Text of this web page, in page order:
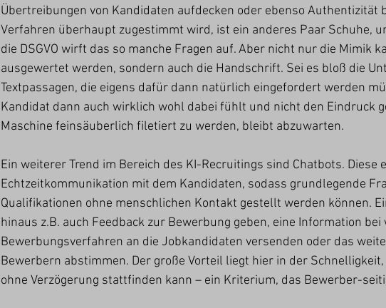
Übertreibungen von Kandidaten aufdecken oder ebenso Authentizität
Verfahren überhaupt zugestimmt wird, ist ein anderes Paar Schuhe,
die DSGVO wirft das so manche Fragen auf. Aber nicht nur die Mimik
ausgewertet werden, sondern auch die Handschrift. Sei es bloß die
Textpassagen, die eigens dafür dann natürlich eingefordert werden
Kandidat dann auch wirklich wohl dabei fühlt und nicht den Eindruck
Maschine feinsäuberlich filetiert zu werden, bleibt abzuwarten.
Ein weiterer Trend im Bereich des KI-Recruitings sind Chatbots. Diese
Echtzeitkommunikation mit dem Kandidaten, sodass grundlegende
Qualifikationen ohne menschlichen Kontakt gestellt werden können.
hinaus z.B. auch Feedback zur Bewerbung geben, eine Information
Bewerbungsverfahren an die Jobkandidaten versenden oder das
Bewerbern abstimmen. Der große Vorteil liegt hier in der
ohne Verzögerung stattfinden kann – ein Kriterium, das Bewerber-